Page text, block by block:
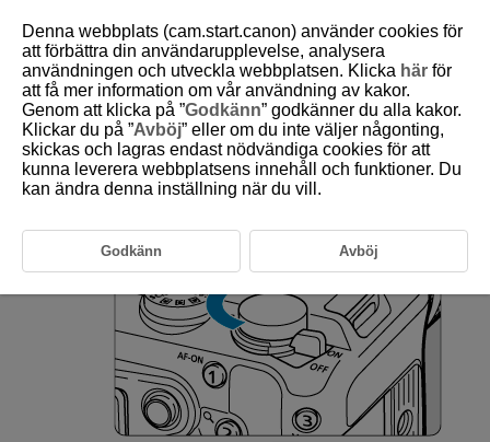
D388-146
Indexvisningskärm (visar flera
bilder)
Denna webbplats (cam.start.canon) använder cookies för
att förbättra din användarupplevelse, analysera
användningen och utveckla webbplatsen. Klicka här för
att få mer information om vår användning av kakor.
Genom att klicka på ”Godkänn” godkänner du alla kakor.
Klickar du på ”Avböj” eller om du inte väljer någonting,
skickas och lagras endast nödvändiga cookies för att
kunna leverera webbplatsens innehåll och funktioner. Du
kan ändra denna inställning när du vill.
Godkänn Avböj